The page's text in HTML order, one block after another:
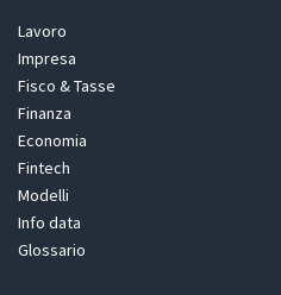
Lavoro
Impresa
Fisco & Tasse
Finanza
Economia
Fintech
Modelli
Info data
Glossario